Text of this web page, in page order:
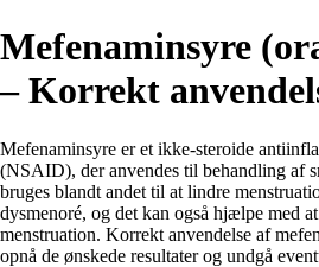
Mefenaminsyre
– Korrekt
Mefenaminsyre er et ikke-steroide
(NSAID), der anvendes til behandling af
bruges blandt andet til at lindre
dysmenoré, og det kan også hjælpe med
menstruation. Korrekt anvendelse af
opnå de ønskede resultater og undgå